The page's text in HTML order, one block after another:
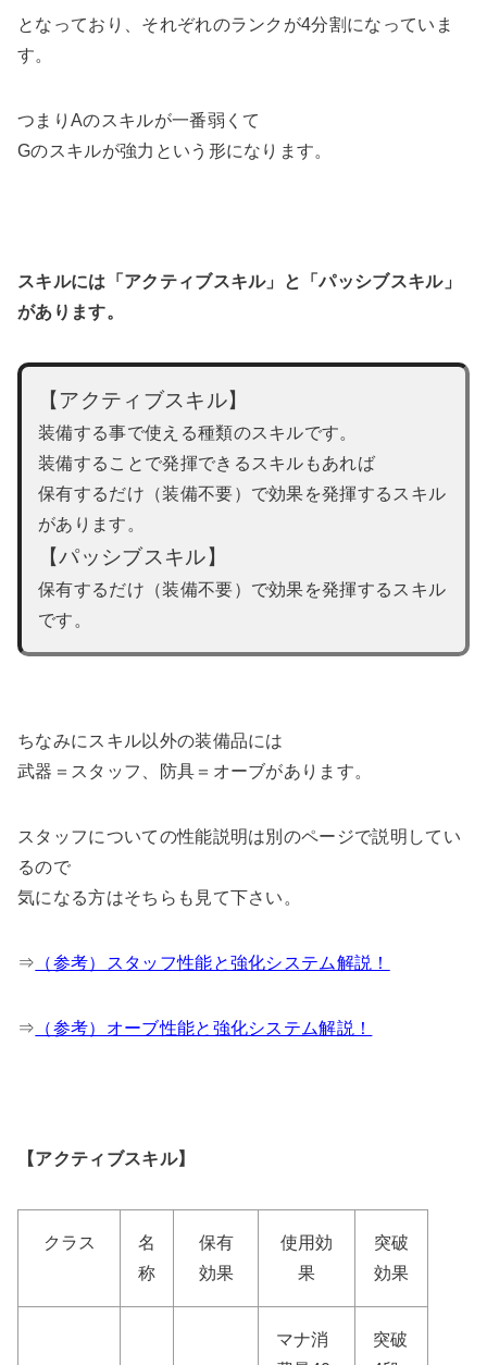
となっており、それぞれのランクが4分割になっていま
す。
つまりAのスキルが一番弱くて
Gのスキルが強力という形になります。
スキルには「アクティブスキル」と「パッシブスキル」
があります。
【アクティブスキル】
装備する事で使える種類のスキルです。
装備することで発揮できるスキルもあれば
保有するだけ（装備不要）で効果を発揮するスキル
があります。
【パッシブスキル】
保有するだけ（装備不要）で効果を発揮するスキル
です。
ちなみにスキル以外の装備品には
武器＝スタッフ、防具＝オーブがあります。
スタッフについての性能説明は別のページで説明してい
るので
気になる方はそちらも見て下さい。
⇒ （参考）スタッフ性能と強化システム解説！
⇒ （参考）オーブ性能と強化システム解説！
【アクティブスキル】
クラス
名
称
保有
効果
使用効
果
突破
効果
マナ消
突破